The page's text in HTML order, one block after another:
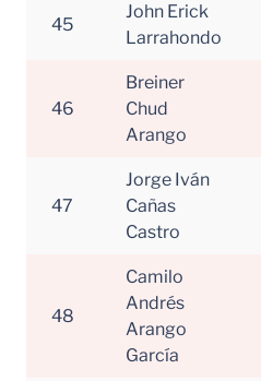
45
John Erick
Larrahondo
46
Breiner
Chud
Arango
47
Jorge Iván
Cañas
Castro
48
Camilo
Andrés
Arango
García